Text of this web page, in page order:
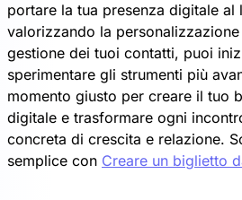
portare la tua presenza digitale al
valorizzando la
gestione dei tuoi contatti, puoi
sperimentare gli strumenti più
momento giusto per creare il tuo
digitale e trasformare ogni
concreta di crescita e relazione.
semplice con Creare un biglietto